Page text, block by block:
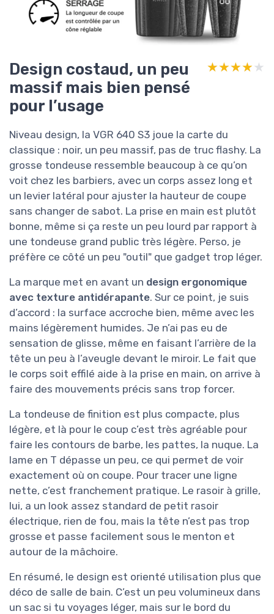
Design costaud, un peu
massif mais bien pensé
pour l’usage
★★★★★
★★★★★
Niveau design, la VGR 640 S3 joue la carte du
classique : noir, un peu massif, pas de truc flashy. La
grosse tondeuse ressemble beaucoup à ce qu’on
voit chez les barbiers, avec un corps assez long et
un levier latéral pour ajuster la hauteur de coupe
sans changer de sabot. La prise en main est plutôt
bonne, même si ça reste un peu lourd par rapport à
une tondeuse grand public très légère. Perso, je
préfère ce côté un peu "outil" que gadget trop léger.
La marque met en avant un design ergonomique
avec texture antidérapante. Sur ce point, je suis
d’accord : la surface accroche bien, même avec les
mains légèrement humides. Je n’ai pas eu de
sensation de glisse, même en faisant l’arrière de la
tête un peu à l’aveugle devant le miroir. Le fait que
le corps soit effilé aide à la prise en main, on arrive à
faire des mouvements précis sans trop forcer.
La tondeuse de finition est plus compacte, plus
légère, et là pour le coup c’est très agréable pour
faire les contours de barbe, les pattes, la nuque. La
lame en T dépasse un peu, ce qui permet de voir
exactement où on coupe. Pour tracer une ligne
nette, c’est franchement pratique. Le rasoir à grille,
lui, a un look assez standard de petit rasoir
électrique, rien de fou, mais la tête n’est pas trop
grosse et passe facilement sous le menton et
autour de la mâchoire.
En résumé, le design est orienté utilisation plus que
déco de salle de bain. C’est un peu volumineux dans
un sac si tu voyages léger, mais sur le bord du